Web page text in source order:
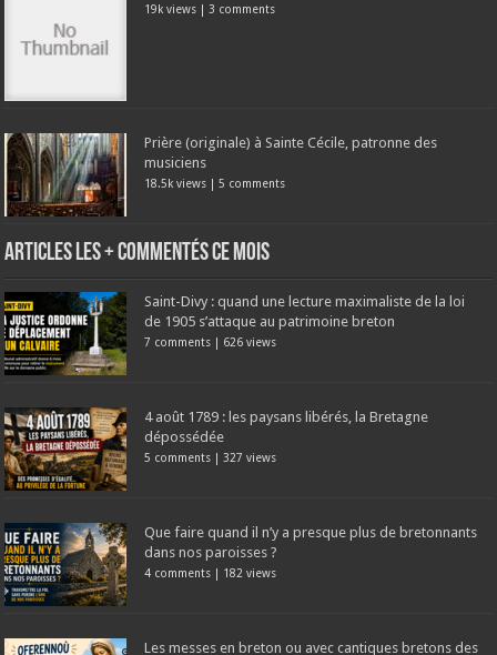
19k views 3 comments
Prière (originale) à Sainte Cécile, patronne des
musiciens
18.5k views |5 comments
Articles les + commentés ce mois
Saint-Divy : quand une lecture maximaliste de la loi
de 1905 s’attaque au patrimoine breton
7 comments 626 views
4 août 1789 : les paysans libérés, la Bretagne
dépossédée
5 comments 327 views
Que faire quand il n’y a presque plus de bretonnants
dans nos paroisses ?
4 comments 182 views
Les messes en breton ou avec cantiques bretons des